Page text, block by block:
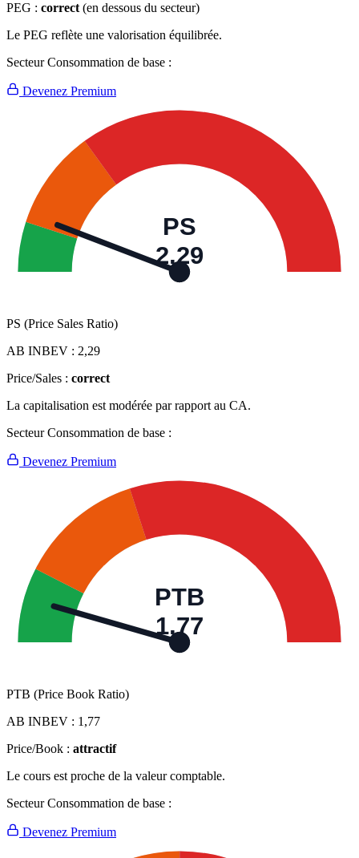
PEG : correct (en dessous du secteur)
Le PEG reflète une valorisation équilibrée.
Secteur Consommation de base :
Devenez Premium
PS
2,29
PS (Price Sales Ratio)
AB INBEV : 2,29
Price/Sales : correct
La capitalisation est modérée par rapport au CA.
Secteur Consommation de base :
Devenez Premium
PTB
1,77
PTB (Price Book Ratio)
AB INBEV : 1,77
Price/Book : attractif
Le cours est proche de la valeur comptable.
Secteur Consommation de base :
Devenez Premium